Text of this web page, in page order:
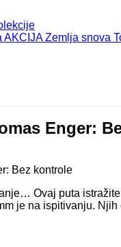
AKCIJA Zemlja snova
Enger:
Ovaj puta
je na ispitivanju.